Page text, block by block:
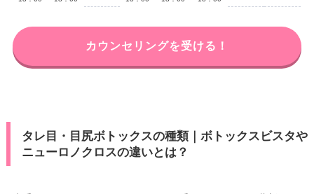
カウンセリングを受ける！
タレ目・目尻ボトックスの種類｜ボトックスビスタや
ニューロノクロスの違いとは？